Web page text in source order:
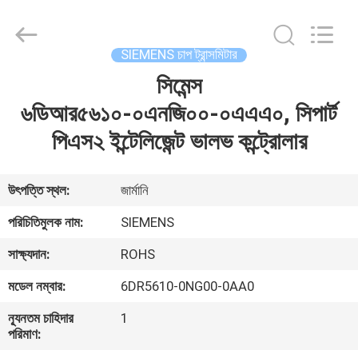
আমাদের
সম্পর্কে
কারখানা
ভ্রমণ
SIEMENS চাপ ট্রান্সমিটার
সিমেন্স
৬ডিআর৫৬১০-০এনজি০০-০এএএ০, সিপার্ট
পিএস২ ইন্টেলিজেন্ট ভালভ কন্ট্রোলার
উৎপত্তি স্থল:
জার্মানি
পরিচিতিমুলক নাম:
SIEMENS
সাক্ষ্যদান:
ROHS
মডেল নম্বার:
6DR5610-0NG00-0AA0
ন্যূনতম চাহিদার
পরিমাণ:
1